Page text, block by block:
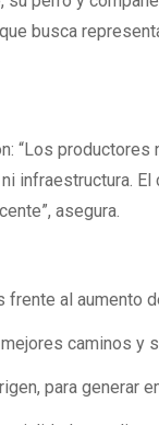
busca
“Los
infraestructura.
asegura.
al aumento
caminos y
para generar